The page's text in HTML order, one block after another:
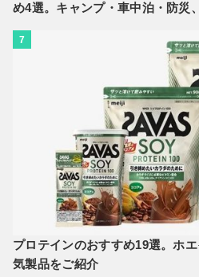
め4選。キャンプ・車中泊・防災
7
プロテインのおすすめ19選。ホ
気製品をご紹介